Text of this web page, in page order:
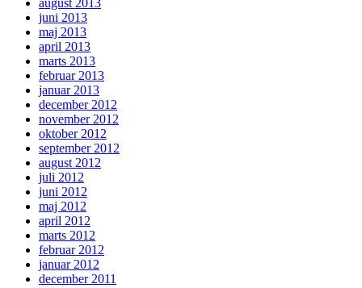
juni 2013
maj 2013
april 2013
marts 2013
februar 2013
januar 2013
december 2012
november 2012
oktober 2012
september 2012
august 2012
juli 2012
juni 2012
maj 2012
april 2012
marts 2012
februar 2012
januar 2012
december 2011